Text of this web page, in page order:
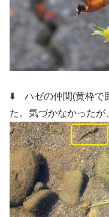
⬇️ ハゼの仲間(黄枠で
た。気づかなかったが